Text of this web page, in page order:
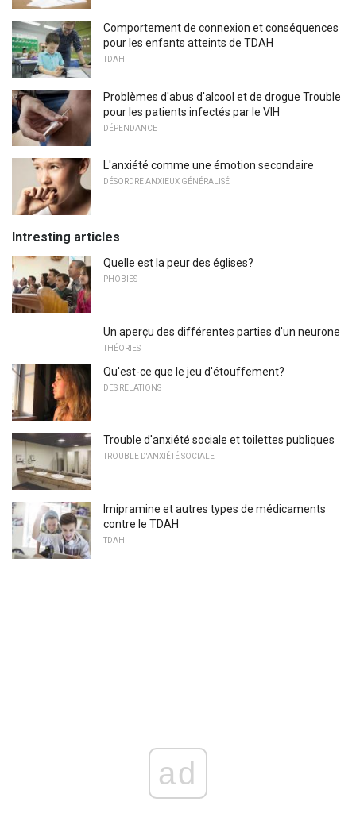
Comportement de connexion et conséquences
pour les enfants atteints de TDAH
TDAH
Problèmes d'abus d'alcool et de drogue Trouble
pour les patients infectés par le VIH
DÉPENDANCE
L'anxiété comme une émotion secondaire
DÉSORDRE ANXIEUX GÉNÉRALISÉ
Intresting articles
Quelle est la peur des églises?
PHOBIES
Un aperçu des différentes parties d'un neurone
THÉORIES
Qu'est-ce que le jeu d'étouffement?
DES RELATIONS
Trouble d'anxiété sociale et toilettes publiques
TROUBLE D'ANXIÉTÉ SOCIALE
Imipramine et autres types de médicaments
contre le TDAH
TDAH
ad